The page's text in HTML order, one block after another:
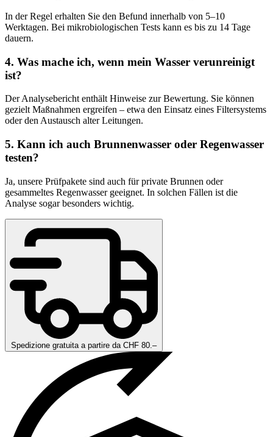
In der Regel erhalten Sie den Befund innerhalb von 5–10
Werktagen. Bei mikrobiologischen Tests kann es bis zu 14 Tage
dauern.
4. Was mache ich, wenn mein Wasser verunreinigt
ist?
Der Analysebericht enthält Hinweise zur Bewertung. Sie können
gezielt Maßnahmen ergreifen – etwa den Einsatz eines Filtersystems
oder den Austausch alter Leitungen.
5. Kann ich auch Brunnenwasser oder Regenwasser
testen?
Ja, unsere Prüfpakete sind auch für private Brunnen oder
gesammeltes Regenwasser geeignet. In solchen Fällen ist die
Analyse sogar besonders wichtig.
Spedizione gratuita a partire da CHF 80.–